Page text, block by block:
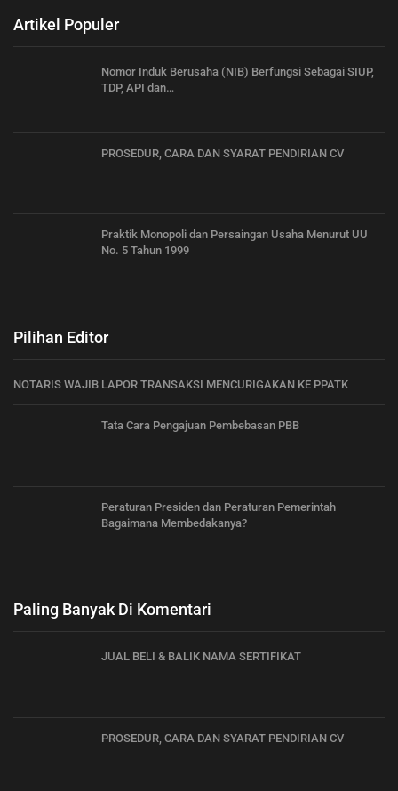
Artikel Populer
Nomor Induk Berusaha (NIB) Berfungsi Sebagai SIUP,
TDP, API dan…
PROSEDUR, CARA DAN SYARAT PENDIRIAN CV
Praktik Monopoli dan Persaingan Usaha Menurut UU
No. 5 Tahun 1999
Pilihan Editor
NOTARIS WAJIB LAPOR TRANSAKSI MENCURIGAKAN KE PPATK
Tata Cara Pengajuan Pembebasan PBB
Peraturan Presiden dan Peraturan Pemerintah
Bagaimana Membedakanya?
Paling Banyak Di Komentari
JUAL BELI & BALIK NAMA SERTIFIKAT
PROSEDUR, CARA DAN SYARAT PENDIRIAN CV